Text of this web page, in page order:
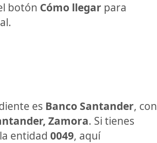
botón Cómo llegar para
es Banco Santander, con
Zamora. Si tienes
entidad 0049, aquí